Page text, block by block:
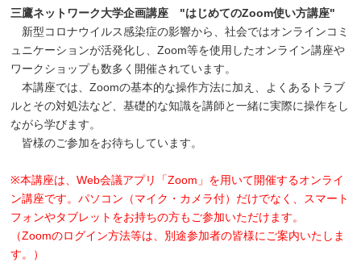
三鷹ネットワーク大学企画講座 "はじめてのZoom使い方講座"
新型コロナウイルス感染症の影響から、社会ではオンラインコミ
ュニケーションが活発化し、Zoom等を使用したオンライン講座や
ワークショップも数多く開催されています。
本講座では、Zoomの基本的な操作方法に加え、よくあるトラブ
ルとその対処法など、基礎的な知識を講師と一緒に実際に操作をし
ながら学びます。
皆様のご参加をお待ちしています。
※本講座は、Web会議アプリ「Zoom」を用いて開催するオンライ
ン講座です。パソコン（マイク・カメラ付）だけでなく、スマート
フォンやタブレットをお持ちの方もご参加いただけます。
（Zoomのログイン方法等は、別途参加者の皆様にご案内いたしま
す。）